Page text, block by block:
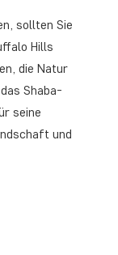
sollten Sie
Hills
die Natur
Shaba-
seine
und